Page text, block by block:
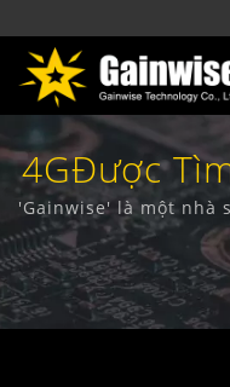
4GĐược
Xuất Sản
Đài
'Gainwise' là một nhà
thiết kế, phát triển và
cố định, Intercom cửa